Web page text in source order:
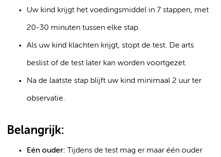
Uw kind krijgt het voedingsmiddel in 7 stappen, met
20-30 minuten tussen elke stap.
Als uw kind klachten krijgt, stopt de test. De arts
beslist of de test later kan worden voortgezet.
Na de laatste stap blijft uw kind minimaal 2 uur ter
observatie.
Belangrijk:
Eén ouder: Tijdens de test mag er maar één ouder